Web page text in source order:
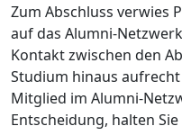
Zum Abschluss verwies
auf das Alumni-
Kontakt zwischen den
Studium hinaus
Mitglied im Alumni-
Entscheidung, halten